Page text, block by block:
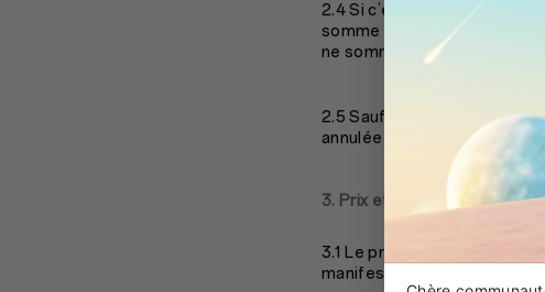
2.4 Si c’est le cas, OnePlus
somme versée pour la
ne sommes pas
2.5 Sauf disposition
annulée est limitée au seul
3. Prix et paiements
3.1 Le prix des Produits
manifeste.